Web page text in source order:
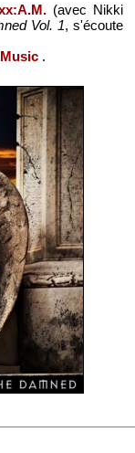
(avec Nikki
Vol. 1, s'écoute
.